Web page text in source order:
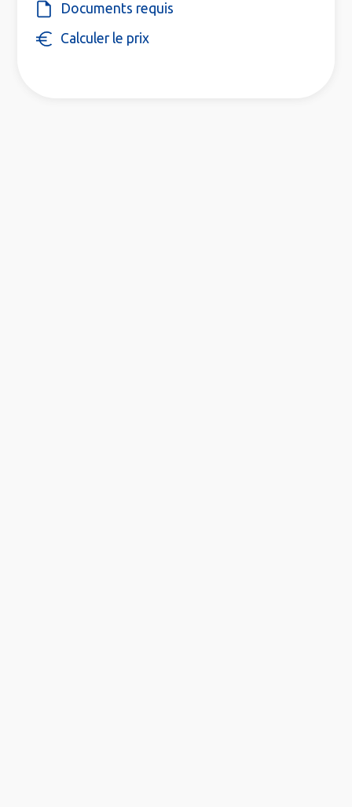
Documents requis
Calculer le prix